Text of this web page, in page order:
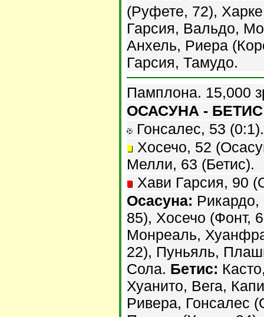
(Руфете, 72),
Гарсия, Вальдо,
Анхель, Риера
Гарсия, Тамудо.
Памплона. 15,000
ОСАСУНА - БЕТИС
Гонсалес, 53 (0:1).
Хосечо, 52
Мелли, 63 (Бетис).
Хави Гарсия, 90
Осасуна: Рикардо,
85), Хосечо (Фонт,
Монреаль,
22), Пуньяль,
Сола. Бетис:
Хуанито, Вега,
Ривера, Гонсалес